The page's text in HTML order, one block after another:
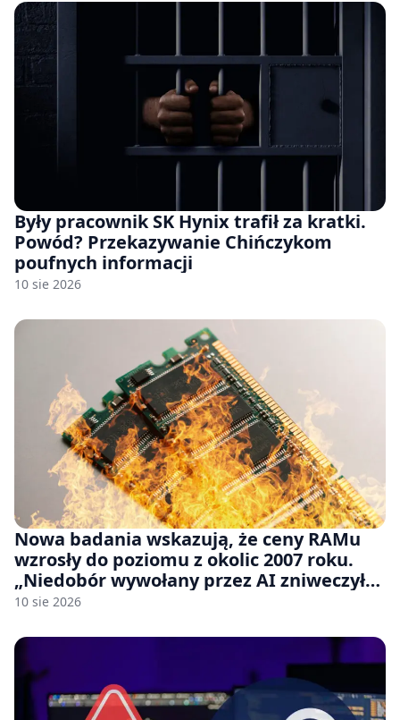
Były pracownik SK Hynix trafił za kratki.
Powód? Przekazywanie Chińczykom
poufnych informacji
10 sie 2026
Nowa badania wskazują, że ceny RAMu
wzrosły do poziomu z okolic 2007 roku.
„Niedobór wywołany przez AI zniweczył
20 lat postępów w ciągu zaledwie kilku
10 sie 2026